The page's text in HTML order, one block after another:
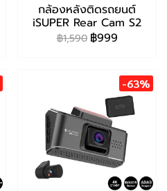
กล้องหลังติดรถยนต์
iSUPER Rear Cam S2
฿1,590 ฿999
-63%